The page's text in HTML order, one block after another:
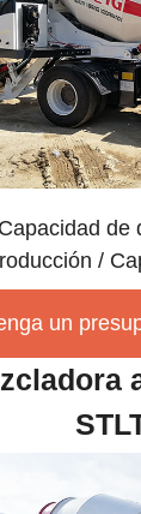
Capacidad de
/
un